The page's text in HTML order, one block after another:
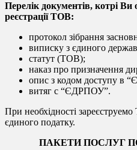
Перелік документів, котрі Ви
реєстрації ТОВ:
протокол зібрання
виписку з єдиного
статут (ТОВ);
наказ про призначення
опис з кодом доступу в
витяг с “ЄДРПОУ”.
При необхідності
єдиного податку.
ПАКЕТИ ПОСЛУГ